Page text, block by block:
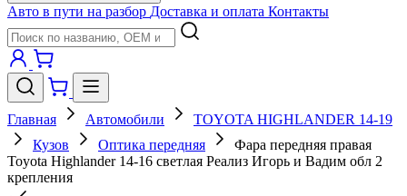
Авто в пути на разбор Доставка и оплата Контакты
Главная Автомобили
TOYOTA HIGHLANDER 14-19
Кузов
Оптика передняя
Фара передняя правая
Toyota Highlander 14-16 светлая Реализ Игорь и Вадим обл 2
крепления